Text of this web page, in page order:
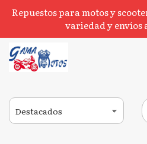
Repuestos para motos y
variedad y envíos